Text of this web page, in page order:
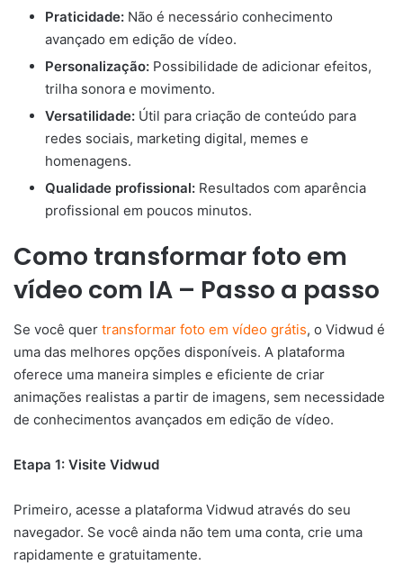
Praticidade: Não é necessário conhecimento
avançado em edição de vídeo.
Personalização: Possibilidade de adicionar efeitos,
trilha sonora e movimento.
Versatilidade: Útil para criação de conteúdo para
redes sociais, marketing digital, memes e
homenagens.
Qualidade profissional: Resultados com aparência
profissional em poucos minutos.
Como transformar foto em
vídeo com IA – Passo a passo
Se você quer transformar foto em vídeo grátis, o Vidwud é
uma das melhores opções disponíveis. A plataforma
oferece uma maneira simples e eficiente de criar
animações realistas a partir de imagens, sem necessidade
de conhecimentos avançados em edição de vídeo.
Etapa 1: Visite Vidwud
Primeiro, acesse a plataforma Vidwud através do seu
navegador. Se você ainda não tem uma conta, crie uma
rapidamente e gratuitamente.